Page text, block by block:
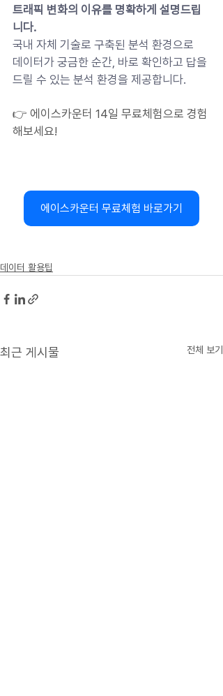
트래픽 변화의 이유를 명확하게 설명드립
니다.
국내 자체 기술로 구축된 분석 환경으로
데이터가 궁금한 순간, 바로 확인하고 답을
드릴 수 있는 분석 환경을 제공합니다.
👉 에이스카운터 14일 무료체험으로 경험
해보세요!
에이스카운터 무료체험 바로가기
데이터 활용팁
최근 게시물 전체 보기